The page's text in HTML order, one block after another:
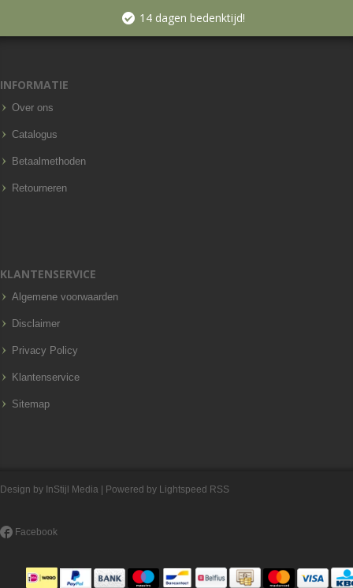
14 dagen bedenktijd!
INFORMATIE
Over ons
Catalogus
Betaalmethoden
Retourneren
KLANTENSERVICE
Algemene voorwaarden
Disclaimer
Privacy Policy
Klantenservice
Sitemap
Design by InStijl Media | Powered by Lightspeed RSS
Facebook